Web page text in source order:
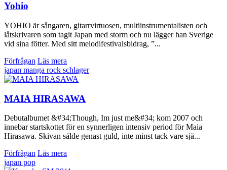
Yohio
YOHIO är sångaren, gitarrvirtuosen, multiinstrumentalisten och
låtskrivaren som tagit Japan med storm och nu lägger han Sverige
vid sina fötter. Med sitt melodifestivalsbidrag, ”...
Förfrågan Läs mera
japan manga rock schlager
MAIA HIRASAWA
Debutalbumet &#34;Though, Im just me&#34; kom 2007 och
innebar startskottet för en synnerligen intensiv period för Maia
Hirasawa. Skivan sålde genast guld, inte minst tack vare sjä...
Förfrågan Läs mera
japan pop